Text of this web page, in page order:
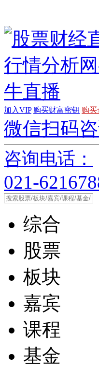
加入VIP 购买财富密钥 购买
微信扫码
咨询电话：
021-
综合
股票
板块
嘉宾
课程
基金